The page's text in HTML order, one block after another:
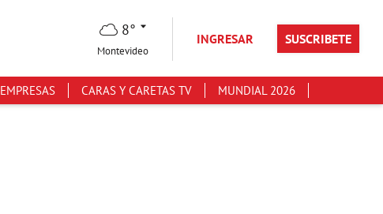
8°
Montevideo
INGRESAR SUSCRIBETE
EMPRESAS CARAS Y CARETAS TV MUNDIAL 2026